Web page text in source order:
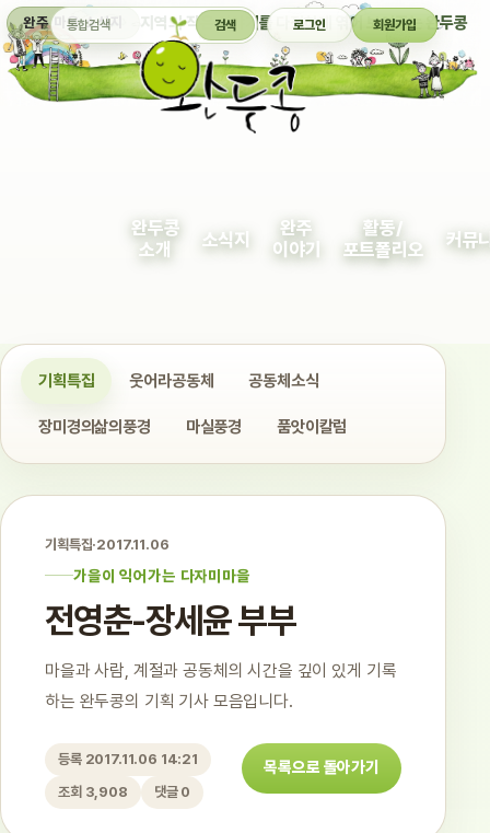
완주 마을 소식지 지역의 작은 이야기를 다정하게 엮어 보여주는 완두콩
통합검색 검색 로그인 회원가입
완두콩
소개
소식지
완주
이야기
활동/
포트폴리오
커뮤
기획특집 웃어라공동체 공동체소식
장미경의삶의풍경 마실풍경 품앗이칼럼
기획특집·2017.11.06
가을이 익어가는 다자미마을
전영춘-장세윤 부부
마을과 사람, 계절과 공동체의 시간을 깊이 있게 기록
하는 완두콩의 기획 기사 모음입니다.
등록 2017.11.06 14:21
조회 3,908
댓글 0
목록으로 돌아가기